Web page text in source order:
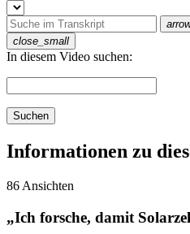
close_small
In diesem Video suchen:
Suchen
Informationen zu
86 Ansichten
„Ich forsche, damit